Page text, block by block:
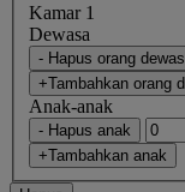
Kamar 1
Dewasa
- Hapus orang
+Tambahkan orang
Anak-anak
- Hapus anak
+Tambahkan anak